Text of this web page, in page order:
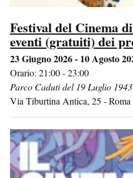
Festival del Cinema
eventi (gratuiti) dei
23 Giugno 2026 - 10 Agosto
Orario: 21:00 - 23:00
Parco Caduti del 19 Luglio 1943
Via Tiburtina Antica, 25 -Roma